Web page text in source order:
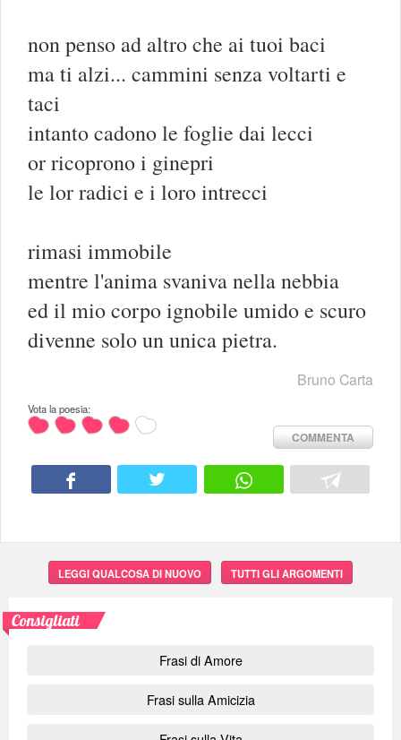
non penso ad altro che ai tuoi baci
ma ti alzi... cammini senza voltarti e
taci
intanto cadono le foglie dai lecci
or ricoprono i ginepri
le lor radici e i loro intrecci
rimasi immobile
mentre l'anima svaniva nella nebbia
ed il mio corpo ignobile umido e scuro
divenne solo un unica pietra.
Bruno Carta
Vota la poesia:
COMMENTA
LEGGI QUALCOSA DI NUOVO TUTTI GLI ARGOMENTI
Consigliati
Frasi di Amore
Frasi sulla Amicizia